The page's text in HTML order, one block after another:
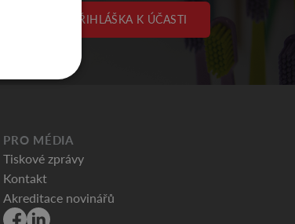
PŘIHLÁŠKA K ÚČASTI
PRO MÉDIA
Tiskové zprávy
Kontakt
Akreditace novinářů